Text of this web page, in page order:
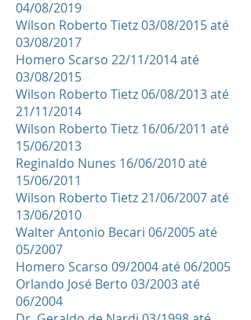
04/08/2019
Wilson Roberto Tietz 03/08/2015 até
03/08/2017
Homero Scarso 22/11/2014 até
03/08/2015
Wilson Roberto Tietz 06/08/2013 até
21/11/2014
Wilson Roberto Tietz 16/06/2011 até
15/06/2013
Reginaldo Nunes 16/06/2010 até
15/06/2011
Wilson Roberto Tietz 21/06/2007 até
13/06/2010
Walter Antonio Becari 06/2005 até
05/2007
Homero Scarso 09/2004 até 06/2005
Orlando José Berto 03/2003 até
06/2004